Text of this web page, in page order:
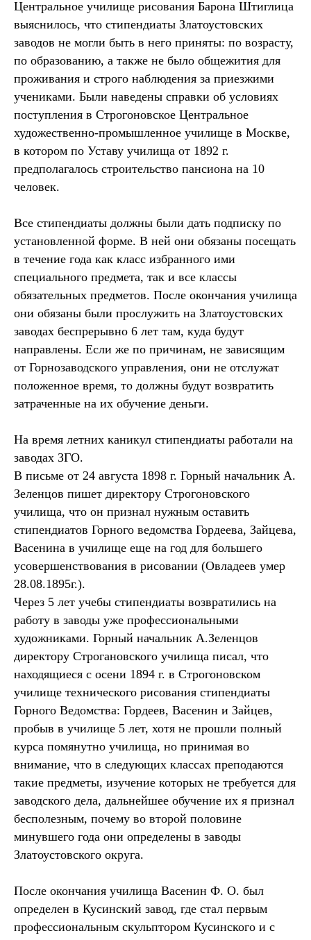
Центральное училище рисования Барона Штиглица
выяснилось, что стипендиаты Златоустовских
заводов не могли быть в него приняты: по возрасту,
по образованию, а также не было общежития для
проживания и строго наблюдения за приезжими
учениками. Были наведены справки об условиях
поступления в Строгоновское Центральное
художественно-промышленное училище в Москве,
в котором по Уставу училища от 1892 г.
предполагалось строительство пансиона на 10
человек.
Все стипендиаты должны были дать подписку по
установленной форме. В ней они обязаны посещать
в течение года как класс избранного ими
специального предмета, так и все классы
обязательных предметов. После окончания училища
они обязаны были прослужить на Златоустовских
заводах беспрерывно 6 лет там, куда будут
направлены. Если же по причинам, не зависящим
от Горнозаводского управления, они не отслужат
положенное время, то должны будут возвратить
затраченные на их обучение деньги.
На время летних каникул стипендиаты работали на
заводах ЗГО.
В письме от 24 августа 1898 г. Горный начальник А.
Зеленцов пишет директору Строгоновского
училища, что он признал нужным оставить
стипендиатов Горного ведомства Гордеева, Зайцева,
Васенина в училище еще на год для большего
усовершенствования в рисовании (Овладеев умер
28.08.1895г.).
Через 5 лет учебы стипендиаты возвратились на
работу в заводы уже профессиональными
художниками. Горный начальник А.Зеленцов
директору Строгановского училища писал, что
находящиеся с осени 1894 г. в Строгоновском
училище технического рисования стипендиаты
Горного Ведомства: Гордеев, Васенин и Зайцев,
пробыв в училище 5 лет, хотя не прошли полный
курса помянутно училища, но принимая во
внимание, что в следующих классах преподаются
такие предметы, изучение которых не требуется для
заводского дела, дальнейшее обучение их я признал
бесполезным, почему во второй половине
минувшего года они определены в заводы
Златоустовского округа.
После окончания училища Васенин Ф. О. был
определен в Кусинский завод, где стал первым
профессиональным скульптором Кусинского и с